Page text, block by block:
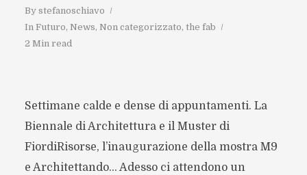
By stefanoschiavo
In Futuro, News, Non categorizzato, the fab
2 Min read
Settimane calde e dense di appuntamenti. La
Biennale di Architettura e il Muster di
FiordiRisorse, l’inaugurazione della mostra M9
e Architettando… Adesso ci attendono un